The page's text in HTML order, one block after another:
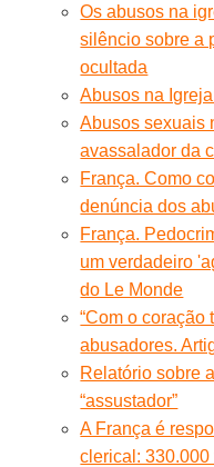
Os abusos na
silêncio sobre a
ocultada
Abusos na
Abusos sexuais
avassalador da
França. Como
denúncia dos
França.
um verdadeiro
do Le Monde
“Com o coração
abusadores.
Relatório sobre
“assustador”
A França é
clerical: